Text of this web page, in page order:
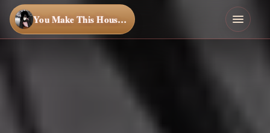
You Make This House a Home